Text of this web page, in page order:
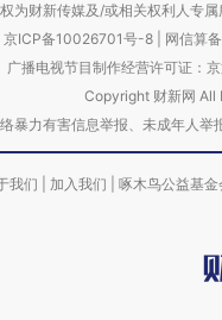
为财新传媒及/或相关权利人专
京ICP备10026701号-8
网信算
广播电视节目制作经营许可证：
Copyright 财新网 All
暴力有害信息举报、未成年
我们 加入我们 啄木鸟公益基金